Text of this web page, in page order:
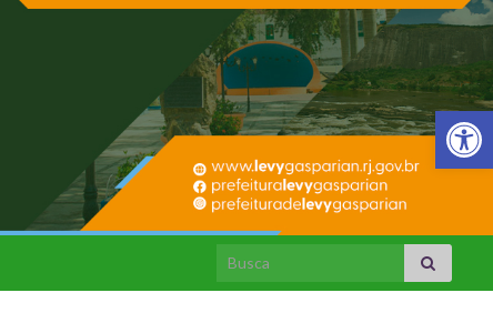
Barra de
Search for: